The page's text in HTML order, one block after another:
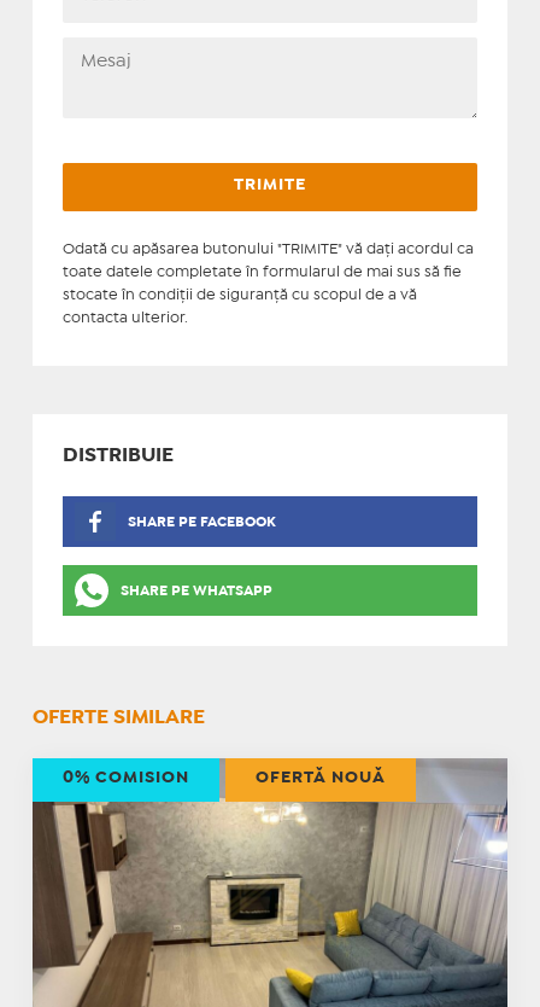
Odată cu apăsarea butonului "TRIMITE" vă daţi acordul ca
toate datele completate în formularul de mai sus să fie
stocate în condiţii de siguranţă cu scopul de a vă
contacta ulterior.
DISTRIBUIE
SHARE PE FACEBOOK
SHARE PE WHATSAPP
OFERTE SIMILARE
0% COMISION OFERTĂ NOUĂ